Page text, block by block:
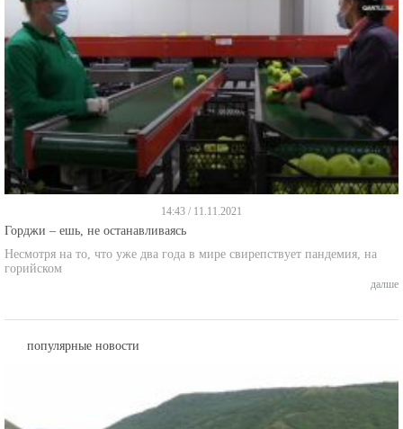
14:43 / 11.11.2021
Горджи – ешь, не останавливаясь
Несмотря на то, что уже два года в мире свирепствует пандемия, на
горийском
далше
популярные новости